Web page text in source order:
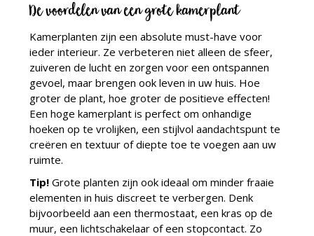
De voordelen van een grote kamerplant
Kamerplanten zijn een absolute must-have voor
ieder interieur. Ze verbeteren niet alleen de sfeer,
zuiveren de lucht en zorgen voor een ontspannen
gevoel, maar brengen ook leven in uw huis. Hoe
groter de plant, hoe groter de positieve effecten!
Een hoge kamerplant is perfect om onhandige
hoeken op te vrolijken, een stijlvol aandachtspunt te
creëren en textuur of diepte toe te voegen aan uw
ruimte.
Tip! Grote planten zijn ook ideaal om minder fraaie
elementen in huis discreet te verbergen. Denk
bijvoorbeeld aan een thermostaat, een kras op de
muur, een lichtschakelaar of een stopcontact. Zo